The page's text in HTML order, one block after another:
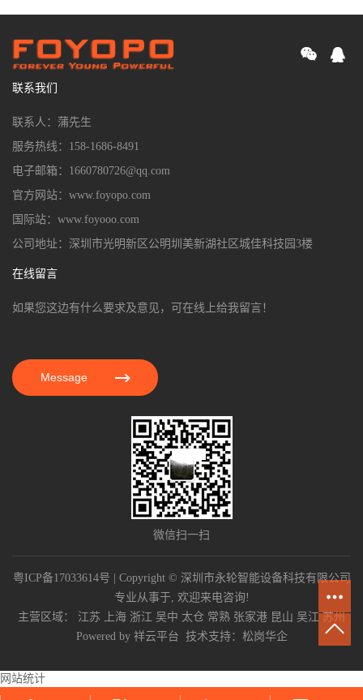
联系我们
联系人：蒲先生
服务热线：158-1686-8491
电子邮箱：1660780726@qq.com
官方网站：www.foyopo.com
国际站：www.foyooo.com
公司地址：深圳市光明新区公明圳美新湖社区城佳科技园3楼
在线留言
如果您这边有什么要求及意见，可在线上给我留言！
Message
微信扫一扫
粤ICP备17033614号 | Copyright © 深圳市永轮智能设备科技有限公司
专业从事于, 欢迎来电咨询!
主营区域： 江苏 上海 浙江 吴中 太仓 常熟 张家港 昆山 吴江 苏州
Powered by 祥云平台 技术支持： 松岗华企
网站统计